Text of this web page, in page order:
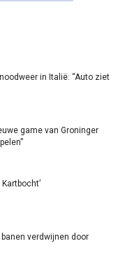
in Italië: “Auto ziet
game van Groninger
verdwijnen door